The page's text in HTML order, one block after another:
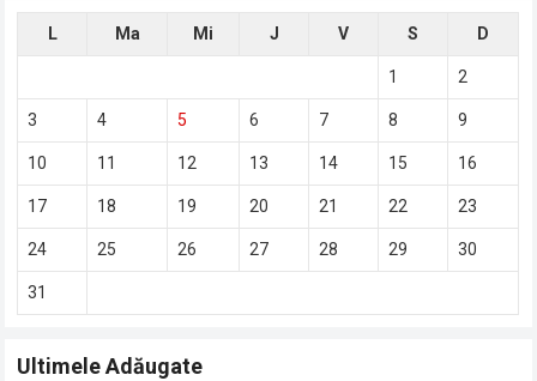
L Ma Mi J V S D
1 2
3 4 5 6 7 8 9
10 11 12 13 14 15 16
17 18 19 20 21 22 23
24 25 26 27 28 29 30
31
Ultimele Adăugate